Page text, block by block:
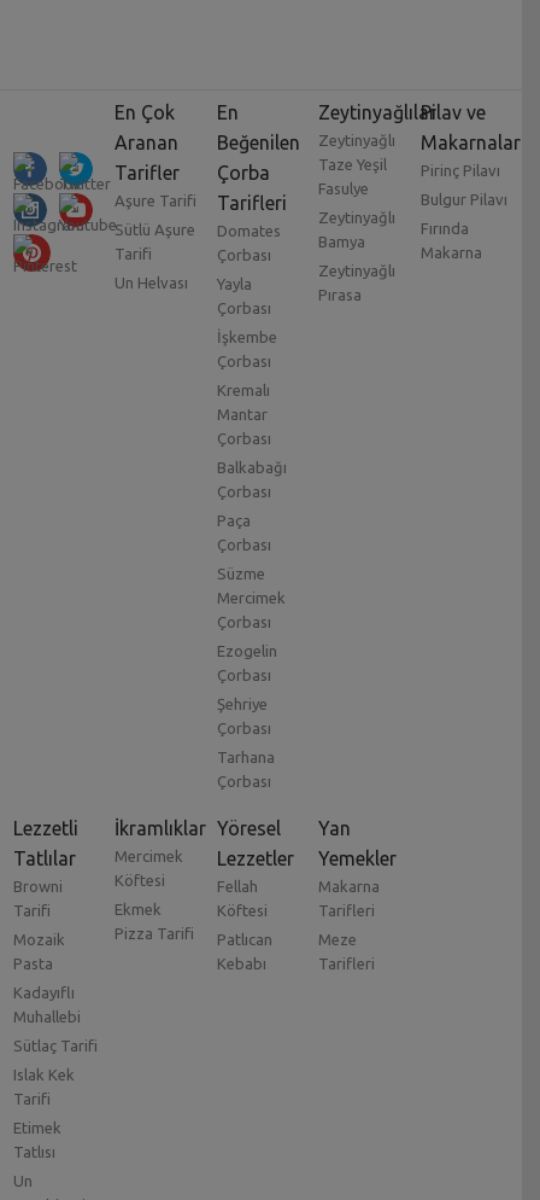
En Çok
Aranan
Tarifler
Aşure Tarifi
Sütlü Aşure
Tarifi
Un Helvası
En
Beğenilen
Çorba
Tarifleri
Domates
Çorbası
Yayla
Çorbası
İşkembe
Çorbası
Kremalı
Mantar
Çorbası
Balkabağı
Çorbası
Paça
Çorbası
Süzme
Mercimek
Çorbası
Ezogelin
Çorbası
Şehriye
Çorbası
Tarhana
Çorbası
Zeytinyağlılar
Zeytinyağlı
Taze Yeşil
Fasulye
Zeytinyağlı
Bamya
Zeytinyağlı
Pırasa
Pilav ve
Makarnalar
Pirinç Pilavı
Bulgur Pilavı
Fırında
Makarna
Lezzetli
Tatlılar
Browni
Tarifi
Mozaik
Pasta
Kadayıflı
Muhallebi
Sütlaç Tarifi
Islak Kek
Tarifi
Etimek
Tatlısı
Un
İkramlıklar
Mercimek
Köftesi
Ekmek
Pizza Tarifi
Yöresel
Lezzetler
Fellah
Köftesi
Patlıcan
Kebabı
Yan
Yemekler
Makarna
Tarifleri
Meze
Tarifleri